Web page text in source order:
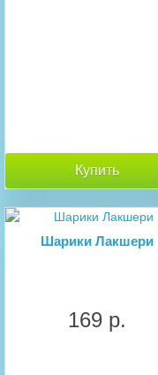
Купить
Шарики Лакшери
169 р.